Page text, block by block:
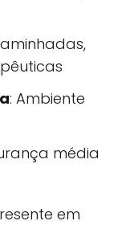
: Ambiente
média
em